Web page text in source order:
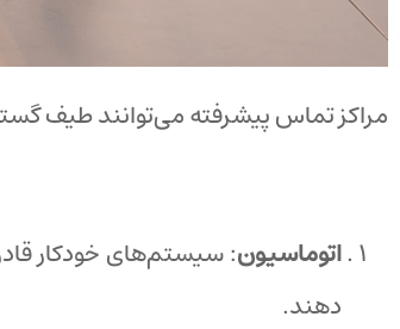
مراکز تماس پیشرفته می‌توانند طیف
اتوماسیون
دهند.